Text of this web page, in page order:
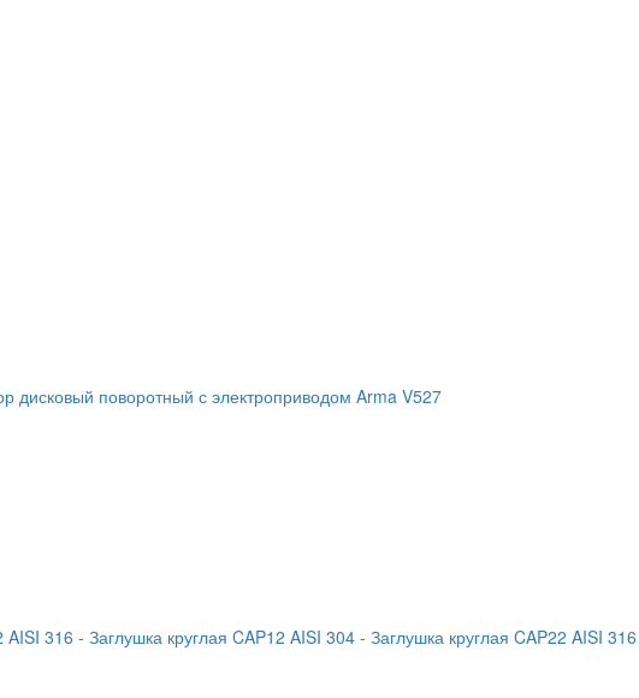
дисковый поворотный с электроприводом Arma V527
AISI 316 - Заглушка круглая CAP12 AISI 304 - Заглушка круглая CAP22 AISI 316